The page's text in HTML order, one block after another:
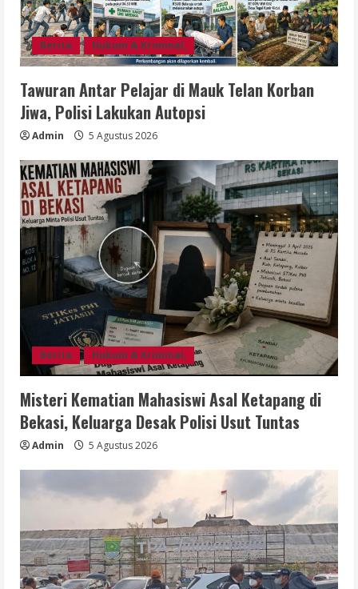
Berita Hukum & Kriminal,
Tawuran Antar Pelajar di Mauk Telan Korban
Jiwa, Polisi Lakukan Autopsi
Admin 5 Agustus 2026
Berita Hukum & Kriminal,
Misteri Kematian Mahasiswi Asal Ketapang di
Bekasi, Keluarga Desak Polisi Usut Tuntas
Admin 5 Agustus 2026